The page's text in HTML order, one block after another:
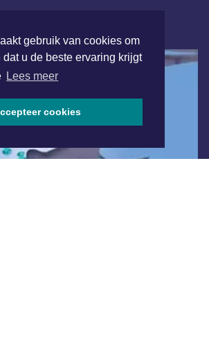
gebruik van cookies om
dat u de beste ervaring krijgt
Lees meer
cookies